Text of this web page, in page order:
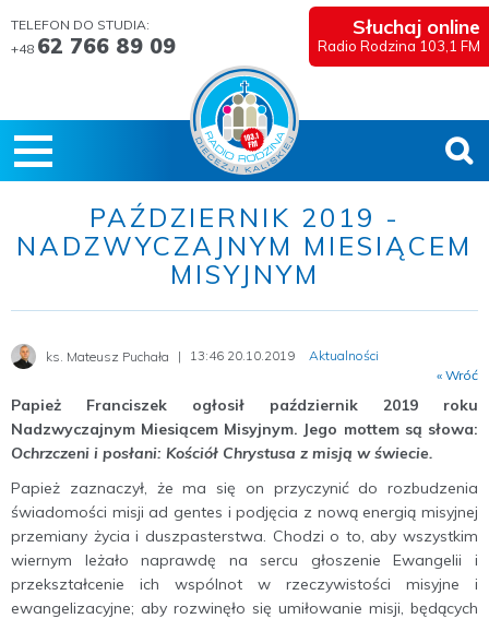
TELEFON DO STUDIA:
+48 62 766 89 09
Słuchaj online
Radio Rodzina 103,1 FM
PAŹDZIERNIK 2019 -
NADZWYCZAJNYM MIESIĄCEM
MISYJNYM
ks. Mateusz Puchała 13:46 20.10.2019
Aktualności
« Wróć
Papież Franciszek ogłosił październik 2019 roku
Nadzwyczajnym Miesiącem Misyjnym. Jego mottem są słowa:
Ochrzczeni i posłani: Kościół Chrystusa z misją w świecie.
Papież zaznaczył, że ma się on przyczynić do rozbudzenia
świadomości misji ad gentes i podjęcia z nową energią misyjnej
przemiany życia i duszpasterstwa. Chodzi o to, aby wszystkim
wiernym leżało naprawdę na sercu głoszenie Ewangelii i
przekształcenie ich wspólnot w rzeczywistości misyjne i
ewangelizacyjne; aby rozwinęło się umiłowanie misji, będących